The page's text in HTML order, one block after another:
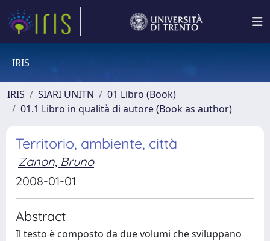
IRIS
IRIS SIARI UNITN
01 Libro (Book)
01.1 Libro in qualità di autore (Book as author)
Territorio, ambiente, città
Zanon, Bruno
2008-01-01
Abstract
Il testo è composto da due volumi che sviluppano